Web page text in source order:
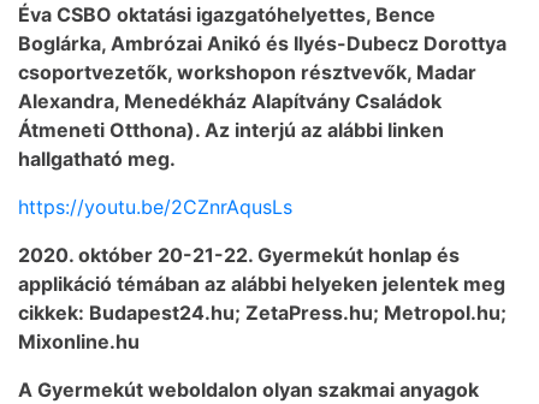
Éva CSBO oktatási igazgatóhelyettes, Bence
Boglárka, Ambrózai Anikó és Ilyés-Dubecz Dorottya
csoportvezetők, workshopon résztvevők, Madar
Alexandra, Menedékház Alapítvány Családok
Átmeneti Otthona). Az interjú az alábbi linken
hallgatható meg.
https://youtu.be/2CZnrAqusLs
2020. október 20-21-22. Gyermekút honlap és
applikáció témában az alábbi helyeken jelentek meg
cikkek: Budapest24.hu; ZetaPress.hu; Metropol.hu;
Mixonline.hu
A Gyermekút weboldalon olyan szakmai anyagok